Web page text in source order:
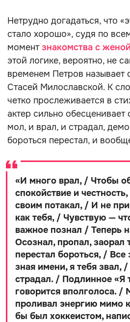
Нетрудно догадаться, что
стало хорошо», судя по
моментзнакомства с
этой логике, вероятно, не
временем Петров называет
Стасей Милославской. К
четко прослеживается в
актер сильно
мол, и врал, и страдал,
бороться перестал, и
«И много врал, / Чтобы
спокойствие и
своим потакал, / И не
как тебя, / Чувствую —
важное познал / Теперь
Осознал, пропал, заорал
перестал бороться, / Все
зная имени, я тебя звал,
страдал. / Подлинное «Я
говорится вполголоса. /
проливал энергию мимо
бы был хоккеистом,